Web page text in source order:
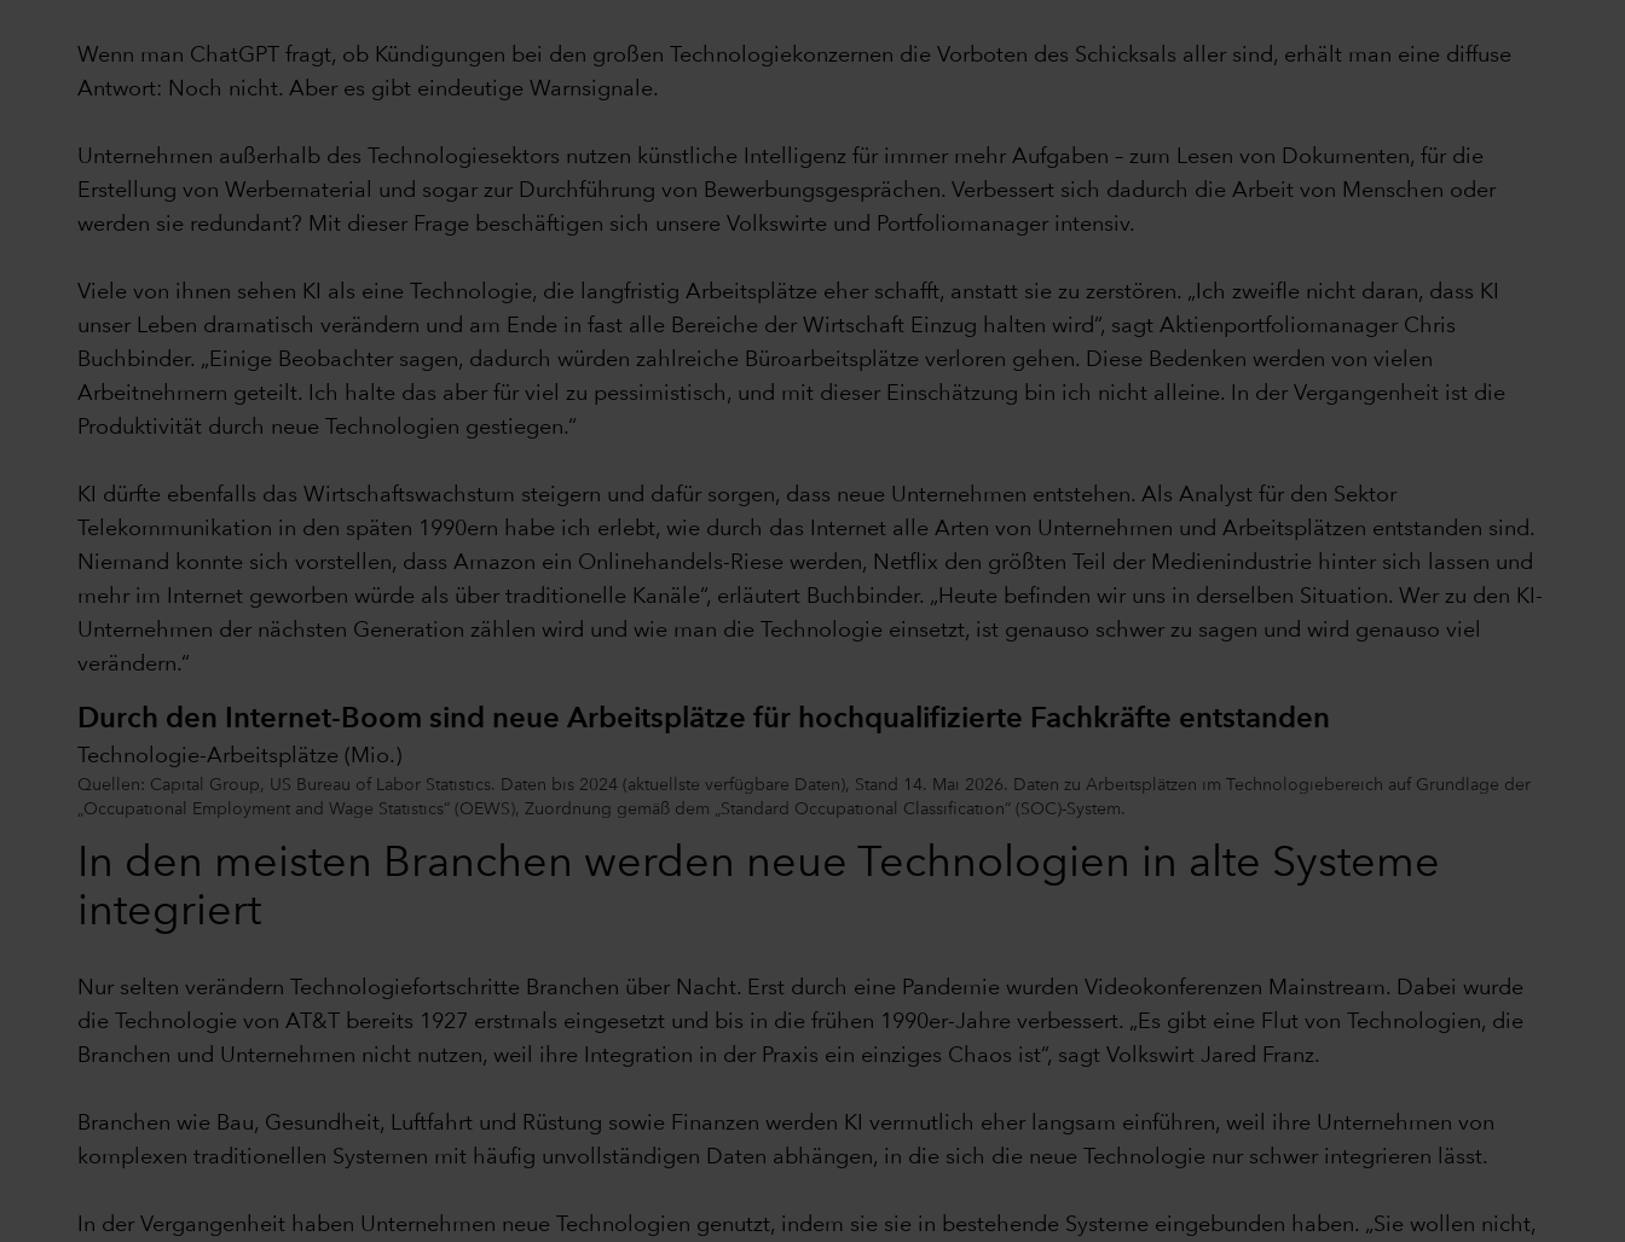
Wenn man ChatGPT fragt, ob Kündigungen bei den großen Technologiekonzernen die Vorboten des Schicksals aller sind, erhält man eine diffuse
Antwort: Noch nicht. Aber es gibt eindeutige Warnsignale.
Unternehmen außerhalb des Technologiesektors nutzen künstliche Intelligenz für immer mehr Aufgaben – zum Lesen von Dokumenten, für die
Erstellung von Werbematerial und sogar zur Durchführung von Bewerbungsgesprächen. Verbessert sich dadurch die Arbeit von Menschen oder
werden sie redundant? Mit dieser Frage beschäftigen sich unsere Volkswirte und Portfoliomanager intensiv.
Viele von ihnen sehen KI als eine Technologie, die langfristig Arbeitsplätze eher schafft, anstatt sie zu zerstören. „Ich zweifle nicht daran, dass KI
unser Leben dramatisch verändern und am Ende in fast alle Bereiche der Wirtschaft Einzug halten wird“, sagt Aktienportfoliomanager Chris
Buchbinder. „Einige Beobachter sagen, dadurch würden zahlreiche Büroarbeitsplätze verloren gehen. Diese Bedenken werden von vielen
Arbeitnehmern geteilt. Ich halte das aber für viel zu pessimistisch, und mit dieser Einschätzung bin ich nicht alleine. In der Vergangenheit ist die
Produktivität durch neue Technologien gestiegen.“
KI dürfte ebenfalls das Wirtschaftswachstum steigern und dafür sorgen, dass neue Unternehmen entstehen. Als Analyst für den Sektor
Telekommunikation in den späten 1990ern habe ich erlebt, wie durch das Internet alle Arten von Unternehmen und Arbeitsplätzen entstanden sind.
Niemand konnte sich vorstellen, dass Amazon ein Onlinehandels-Riese werden, Netflix den größten Teil der Medienindustrie hinter sich lassen und
mehr im Internet geworben würde als über traditionelle Kanäle“, erläutert Buchbinder. „Heute befinden wir uns in derselben Situation. Wer zu den KI-
Unternehmen der nächsten Generation zählen wird und wie man die Technologie einsetzt, ist genauso schwer zu sagen und wird genauso viel
verändern.“
Durch den Internet-Boom sind neue Arbeitsplätze für hochqualifizierte Fachkräfte entstanden
Technologie-Arbeitsplätze (Mio.)
Quellen: Capital Group, US Bureau of Labor Statistics. Daten bis 2024 (aktuellste verfügbare Daten), Stand 14. Mai 2026. Daten zu Arbeitsplätzen im Technologiebereich auf Grundlage der
„Occupational Employment and Wage Statistics“ (OEWS), Zuordnung gemäß dem „Standard Occupational Classification“ (SOC)-System.
In den meisten Branchen werden neue Technologien in alte Systeme
integriert
Nur selten verändern Technologiefortschritte Branchen über Nacht. Erst durch eine Pandemie wurden Videokonferenzen Mainstream. Dabei wurde
die Technologie von AT&T bereits 1927 erstmals eingesetzt und bis in die frühen 1990er-Jahre verbessert. „Es gibt eine Flut von Technologien, die
Branchen und Unternehmen nicht nutzen, weil ihre Integration in der Praxis ein einziges Chaos ist“, sagt Volkswirt Jared Franz.
Branchen wie Bau, Gesundheit, Luftfahrt und Rüstung sowie Finanzen werden KI vermutlich eher langsam einführen, weil ihre Unternehmen von
komplexen traditionellen Systemen mit häufig unvollständigen Daten abhängen, in die sich die neue Technologie nur schwer integrieren lässt.
In der Vergangenheit haben Unternehmen neue Technologien genutzt, indem sie sie in bestehende Systeme eingebunden haben. „Sie wollen nicht,